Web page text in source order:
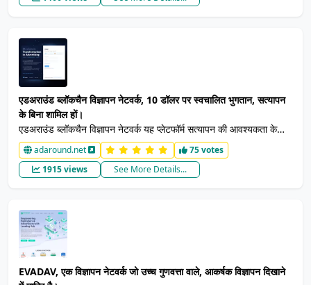
Tumblr, Github Pages, now.sh आदि से जुड़ने के लिए।
एडअराउंड ब्लॉकचैन विज्ञापन नेटवर्क, 10 डॉलर पर स्वचालित भुगतान, सत्यापन
के बिना शामिल हों।
एडअराउंड ब्लॉकचैन विज्ञापन नेटवर्क यह प्लेटफॉर्म सत्यापन की आवश्यकता के
बिना या नेटवर्क में शामिल होने के लिए सख्त मानदंड के बिना विज्ञापन करना आसान
बनाता है। आसान पंजीकरण सत्यापन की आवश्यकता नहीं है। भुगतान आप
MeTaMask के लिए 10 डॉलर निकासी योग्य स्वचालित भुगतान सेट कर सकते
adaround.net
75 votes
1915 views
See More Details...
EVADAV, एक विज्ञापन नेटवर्क जो उच्च गुणवत्ता वाले, आकर्षक विज्ञापन दिखाने